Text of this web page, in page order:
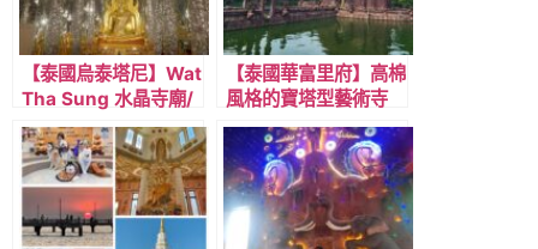
【泰國烏泰塔尼】Wat
Tha Sung 水晶寺廟/
黃金城堡，水晶晶與金
光閃閃的兩座寺廟推
薦!
【泰國華富里府】高棉
風格的寶塔型藝術寺
廟，懷開廟。